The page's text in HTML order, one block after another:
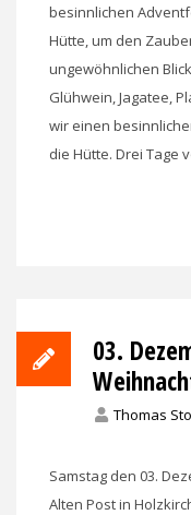
besinnlichen
Hütte, um den
ungewöhnlichen
Glühwein, Jagatee,
wir einen
die Hütte. Drei Tage
03.
Thomas
Samstag den 03.
Alten Post in